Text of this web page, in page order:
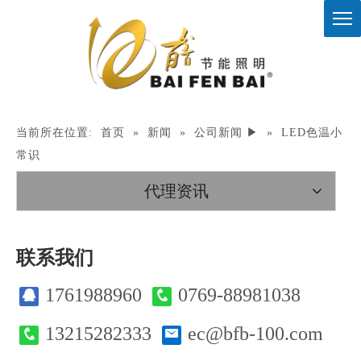
当前所在位置: 首页 » 新闻 » 公司新闻 ▶ »
LED色温小
常识
代理资讯
联系我们
1761988960
0769-88981038
13215282333
ec@bfb-100.com